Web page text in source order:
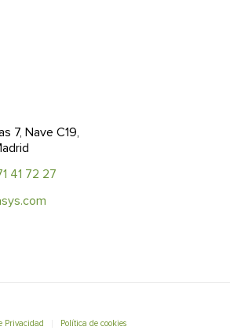
7, Nave C19,
41 72 27
Privacidad Política de cookies